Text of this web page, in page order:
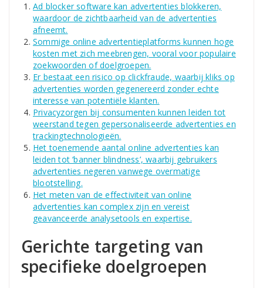
Ad blocker software kan advertenties blokkeren,
waardoor de zichtbaarheid van de advertenties
afneemt.
Sommige online advertentieplatforms kunnen hoge
kosten met zich meebrengen, vooral voor populaire
zoekwoorden of doelgroepen.
Er bestaat een risico op clickfraude, waarbij kliks op
advertenties worden gegenereerd zonder echte
interesse van potentiële klanten.
Privacyzorgen bij consumenten kunnen leiden tot
weerstand tegen gepersonaliseerde advertenties en
trackingtechnologieën.
Het toenemende aantal online advertenties kan
leiden tot ‘banner blindness’, waarbij gebruikers
advertenties negeren vanwege overmatige
blootstelling.
Het meten van de effectiviteit van online
advertenties kan complex zijn en vereist
geavanceerde analysetools en expertise.
Gerichte targeting van
specifieke doelgroepen